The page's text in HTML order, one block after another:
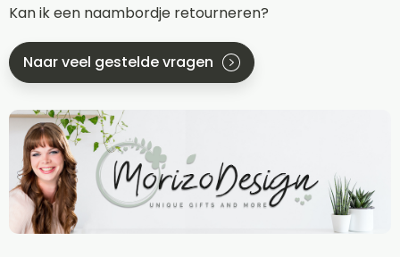
Kan ik een naambordje retourneren?
Naar veel gestelde vragen